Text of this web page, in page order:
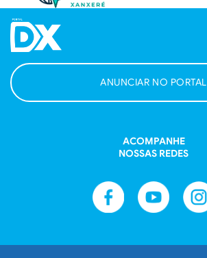
ANUNCIAR NO PORTAL
ACOMPANHE
NOSSAS REDES